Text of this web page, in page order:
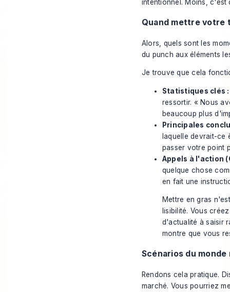
intentionnel. Moins, c'est
Quand mettre votre
Alors, quels sont les
du punch aux éléments
Je trouve que cela
Statistiques clés :
ressortir. « Nous
beaucoup plus
Principales
laquelle devrait-ce
passer votre point
Appels à l'action
quelque chose
en fait une
Mettre en gras
lisibilité. Vous
d'actualité à saisir
montre que vous
Scénarios du monde
Rendons cela pratique.
marché. Vous pourriez